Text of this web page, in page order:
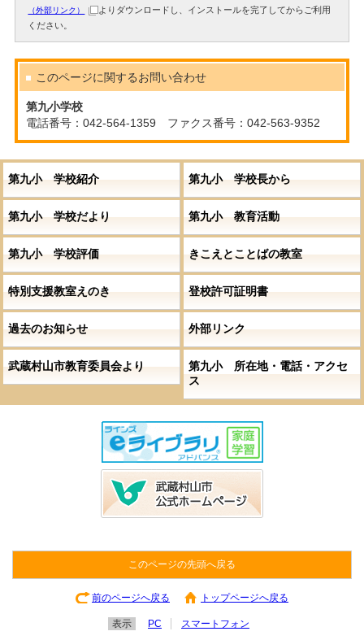
（外部リンク）
よりダウンロードし、インストールを完了してからご利用
ください。
このページに関する お問い合わせ
第九小学校
電話番号：042-564-1359 ファクス番号：042-563-9352
第九小 学校紹介 第九小 学校長から
第九小 学校だより 第九小 教育活動
第九小 学校評価 きこえとことばの教室
特別支援教室えのき 登校許可証明書
過去のお知らせ 外部リンク
武蔵村山市教育委員会より
第九小 所在地・電話・アクセ
ス
このページの先頭へ戻る
前のページへ戻る トップページへ戻る
表示 PC スマートフォン